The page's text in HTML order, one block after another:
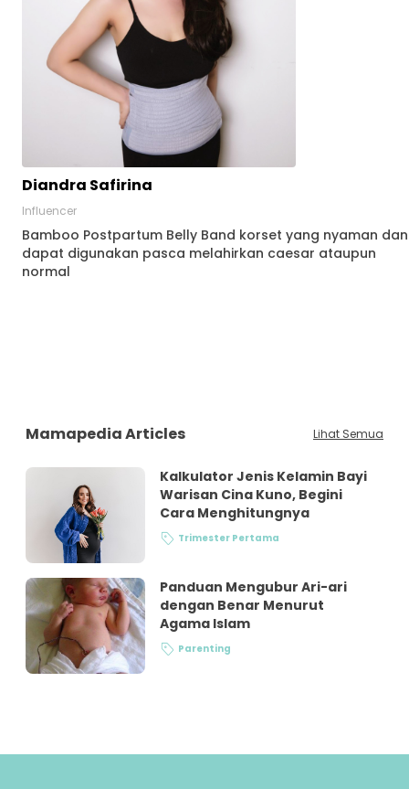
Diandra Safirina
Influencer
Bamboo Postpartum Belly Band korset yang nyaman dan
dapat digunakan pasca melahirkan caesar ataupun
normal
Mamapedia Articles Lihat Semua
Kalkulator Jenis Kelamin Bayi
Warisan Cina Kuno, Begini
Cara Menghitungnya
Trimester Pertama
Panduan Mengubur Ari-ari
dengan Benar Menurut
Agama Islam
Parenting